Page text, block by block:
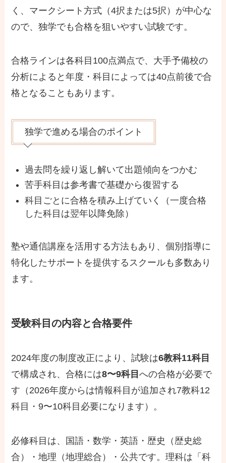
く、マークシート方式（4択または5択）が中心な
ので、独学でも合格を狙いやすい試験です。
合格ラインは各科目100点満点で、大手予備校の
分析によると年度・科目によっては40点前後で合
格となることもあります。
独学で進める場合のポイント
過去問を繰り返し解いて出題傾向をつかむ
苦手科目は参考書で基礎から復習する
科目ごとに合格を積み上げていく（一度合格
した科目は翌年以降免除）
塾や通信講座を活用する方法もあり、個別指導に
特化したサポートを提供するスクールも多数あり
ます。
受験科目の内容と合格要件
2024年度の制度改正により、試験は6教科11科目
で構成され、合格には8〜9科目への合格が必要で
す（2026年度からは情報科目が追加され7教科12
科目・9〜10科目必要になります）。
必修科目は、国語・数学・英語・歴史（歴史総
合）・地理（地理総合）・公共です。理科は「科